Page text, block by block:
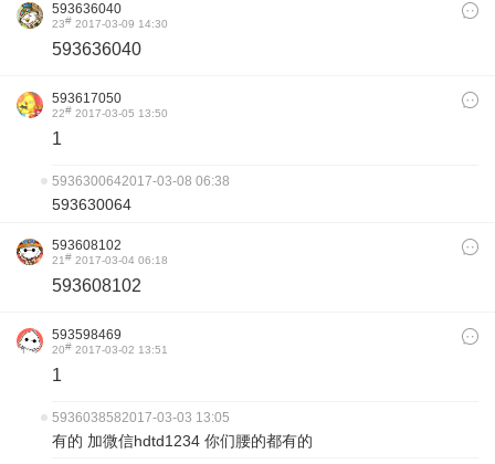
593636040
23# 2017-03-09 14:30
593636040
593617050
22# 2017-03-05 13:50
1
5936300642017-03-08 06:38
593630064
593608102
21# 2017-03-04 06:18
593608102
593598469
20# 2017-03-02 13:51
1
5936038582017-03-03 13:05
有的 加微信hdtd1234 你们腰的都有的